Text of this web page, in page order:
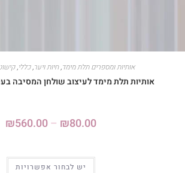
אותיות ומספרים תלת מימד,חיות ויער,כללי,
אותיות תלת מימד לעיצוב שולחן המסיבה
₪80.00
–
₪560.00
יש לבחור אפשרויות